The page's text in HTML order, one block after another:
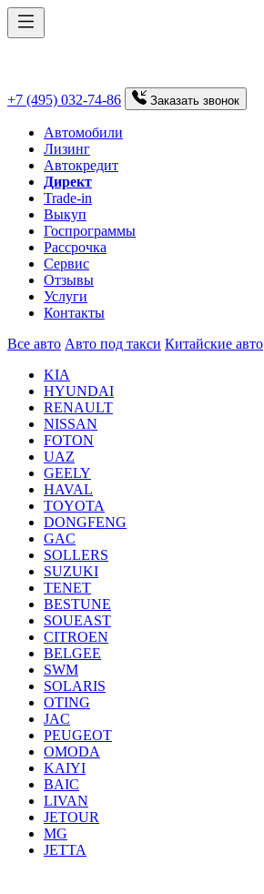
+7 (495) 032-74-86 Заказать звонок
Автомобили
Лизинг
Автокредит
Директ
Trade-in
Выкуп
Госпрограммы
Рассрочка
Сервис
Отзывы
Услуги
Контакты
Все авто Авто под такси Китайские авто
KIA
HYUNDAI
RENAULT
NISSAN
FOTON
UAZ
GEELY
HAVAL
TOYOTA
DONGFENG
GAC
SOLLERS
SUZUKI
TENET
BESTUNE
SOUEAST
CITROEN
BELGEE
SWM
SOLARIS
OTING
JAC
PEUGEOT
OMODA
KAIYI
BAIC
LIVAN
JETOUR
MG
JETTA